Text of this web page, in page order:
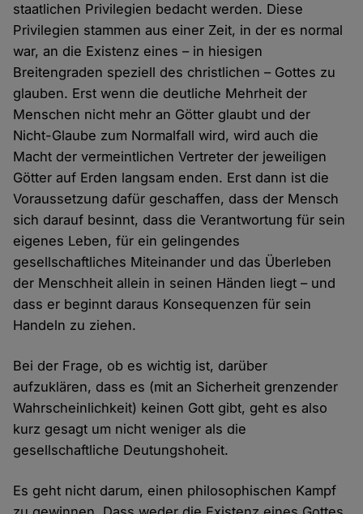
staatlichen Privilegien bedacht werden. Diese
Privilegien stammen aus einer Zeit, in der es normal
war, an die Existenz eines – in hiesigen
Breitengraden speziell des christlichen – Gottes zu
glauben. Erst wenn die deutliche Mehrheit der
Menschen nicht mehr an Götter glaubt und der
Nicht-Glaube zum Normalfall wird, wird auch die
Macht der vermeintlichen Vertreter der jeweiligen
Götter auf Erden langsam enden. Erst dann ist die
Voraussetzung dafür geschaffen, dass der Mensch
sich darauf besinnt, dass die Verantwortung für sein
eigenes Leben, für ein gelingendes
gesellschaftliches Miteinander und das Überleben
der Menschheit allein in seinen Händen liegt – und
dass er beginnt daraus Konsequenzen für sein
Handeln zu ziehen.
Bei der Frage, ob es wichtig ist, darüber
aufzuklären, dass es (mit an Sicherheit grenzender
Wahrscheinlichkeit) keinen Gott gibt, geht es also
kurz gesagt um nicht weniger als die
gesellschaftliche Deutungshoheit.
Es geht nicht darum, einen philosophischen Kampf